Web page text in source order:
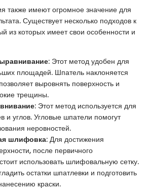
также имеют огромное значение для
Существует несколько подходов к
из которых имеет свои особенности и
: Этот метод удобен для
площадей. Шпатель наклоняется
выровнять поверхность и
трещины.
: Этот метод используется для
и углов. Угловые шпатели помогут
неровностей.
шлифовка: Для достижения
после первичного
использовать шлифовальную сетку.
остатки шпатлевки и подготовить
краски.